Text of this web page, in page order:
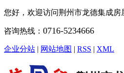
您好，欢迎访问荆州市龙德集成房
咨询热线： 0716-5234666
企业分站 | 网站地图 | RSS | XML